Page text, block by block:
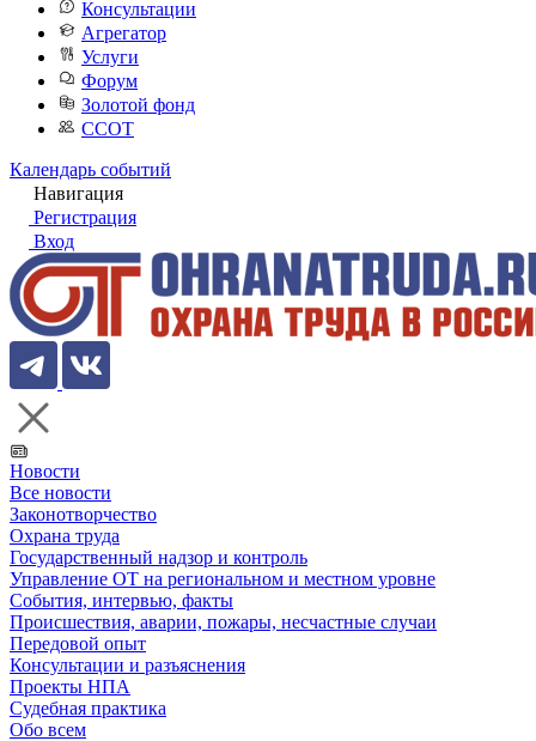
Консультации
Агрегатор
Услуги
Форум
Золотой фонд
ССОТ
Календарь событий
Навигация
Регистрация
Вход
Новости
Все новости
Законотворчество
Охрана труда
Государственный надзор и контроль
Управление ОТ на региональном и местном уровне
События, интервью, факты
Происшествия, аварии, пожары, несчастные случаи
Передовой опыт
Консультации и разъяснения
Проекты НПА
Судебная практика
Обо всем